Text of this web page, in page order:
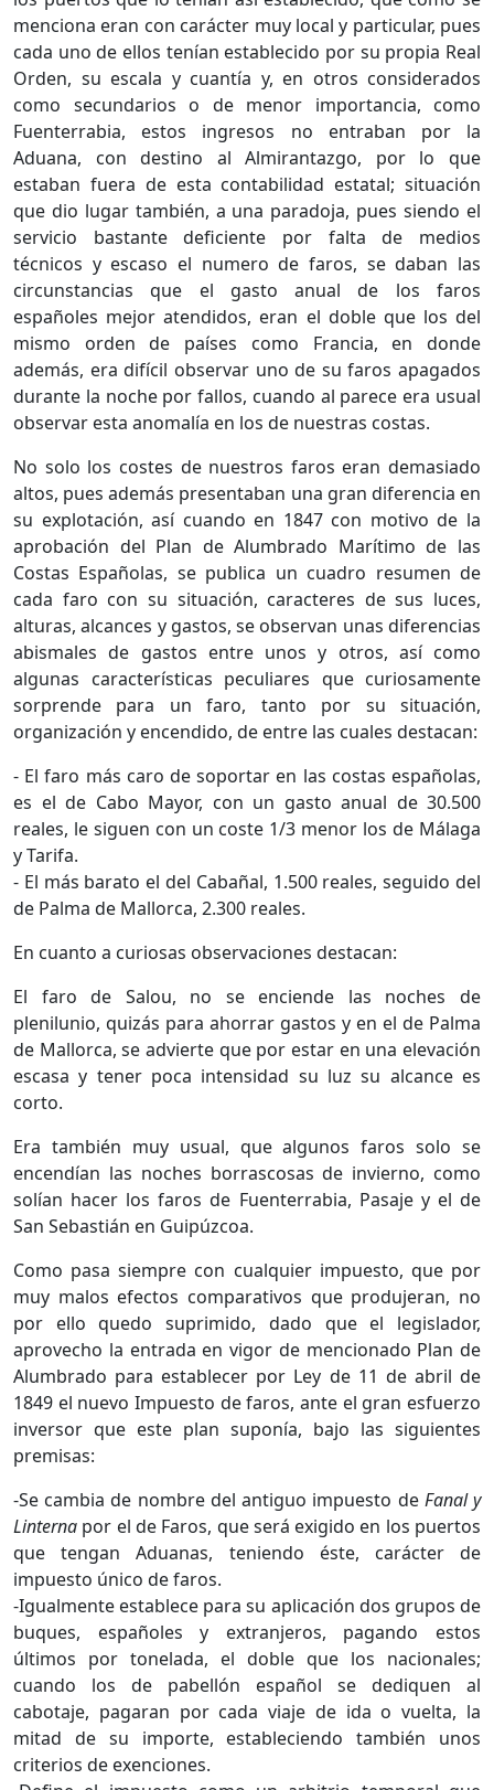
menciona eran con carácter muy local y particular, pues
cada uno de ellos tenían establecido por su propia Real
Orden, su escala y cuantía y, en otros considerados
como secundarios o de menor importancia, como
Fuenterrabia, estos ingresos no entraban por la
Aduana, con destino al Almirantazgo, por lo que
estaban fuera de esta contabilidad estatal; situación
que dio lugar también, a una paradoja, pues siendo el
servicio bastante deficiente por falta de medios
técnicos y escaso el numero de faros, se daban las
circunstancias que el gasto anual de los faros
españoles mejor atendidos, eran el doble que los del
mismo orden de países como Francia, en donde
además, era difícil observar uno de su faros apagados
durante la noche por fallos, cuando al parece era usual
observar esta anomalía en los de nuestras costas.
No solo los costes de nuestros faros eran demasiado
altos, pues además presentaban una gran diferencia en
su explotación, así cuando en 1847 con motivo de la
aprobación del Plan de Alumbrado Marítimo de las
Costas Españolas, se publica un cuadro resumen de
cada faro con su situación, caracteres de sus luces,
alturas, alcances y gastos, se observan unas diferencias
abismales de gastos entre unos y otros, así como
algunas características peculiares que curiosamente
sorprende para un faro, tanto por su situación,
organización y encendido, de entre las cuales destacan:
- El faro más caro de soportar en las costas españolas,
es el de Cabo Mayor, con un gasto anual de 30.500
reales, le siguen con un coste 1/3 menor los de Málaga
y Tarifa.
- El más barato el del Cabañal, 1.500 reales, seguido del
de Palma de Mallorca, 2.300 reales.
En cuanto a curiosas observaciones destacan:
El faro de Salou, no se enciende las noches de
plenilunio, quizás para ahorrar gastos y en el de Palma
de Mallorca, se advierte que por estar en una elevación
escasa y tener poca intensidad su luz su alcance es
corto.
Era también muy usual, que algunos faros solo se
encendían las noches borrascosas de invierno, como
solían hacer los faros de Fuenterrabia, Pasaje y el de
San Sebastián en Guipúzcoa.
Como pasa siempre con cualquier impuesto, que por
muy malos efectos comparativos que produjeran, no
por ello quedo suprimido, dado que el legislador,
aprovecho la entrada en vigor de mencionado Plan de
Alumbrado para establecer por Ley de 11 de abril de
1849 el nuevo Impuesto de faros, ante el gran esfuerzo
inversor que este plan suponía, bajo las siguientes
premisas:
-Se cambia de nombre del antiguo impuesto de Fanal y
Linterna por el de Faros, que será exigido en los puertos
que tengan Aduanas, teniendo éste, carácter de
impuesto único de faros.
-Igualmente establece para su aplicación dos grupos de
buques, españoles y extranjeros, pagando estos
últimos por tonelada, el doble que los nacionales;
cuando los de pabellón español se dediquen al
cabotaje, pagaran por cada viaje de ida o vuelta, la
mitad de su importe, estableciendo también unos
criterios de exenciones.